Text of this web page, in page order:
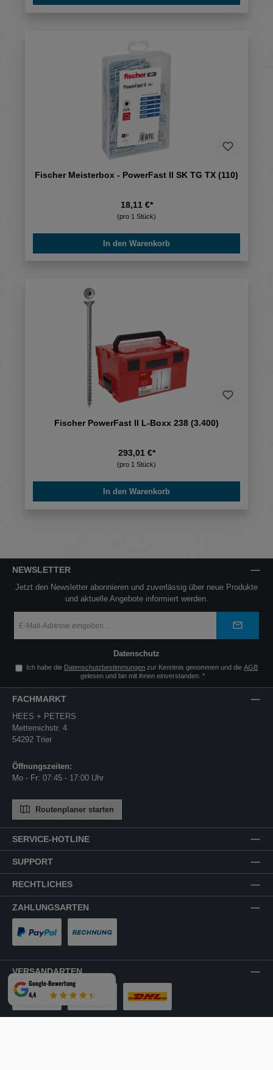
Fischer Meisterbox - PowerFast II SK TG TX (110)
18,11 €*
(pro 1 Stück)
In den Warenkorb
Fischer PowerFast II L-Boxx 238 (3.400)
293,01 €*
(pro 1 Stück)
In den Warenkorb
NEWSLETTER
Jetzt den Newsletter abonnieren und zuverlässig über neue Produkte
und aktuelle Angebote informiert werden.
Mail-
*
Datenschutz
Ich habe die Datenschutzbestimmungen zur Kenntnis genommen und dieAGB
gelesen und bin mit ihnen einverstanden. *
SERVICE-HOTLINE
SUPPORT
RECHTLICHES
ZAHLUNGSARTEN
VERSANDARTEN
LKW-Tour Spedition DHL
FACHMARKT
HEES + PETERS
Metternichstr. 4
54292 Trier
Öffnungszeiten:
Mo - Fr: 07:45 - 17:00 Uhr
Routenplaner starten
Google-Bewertung
4,4